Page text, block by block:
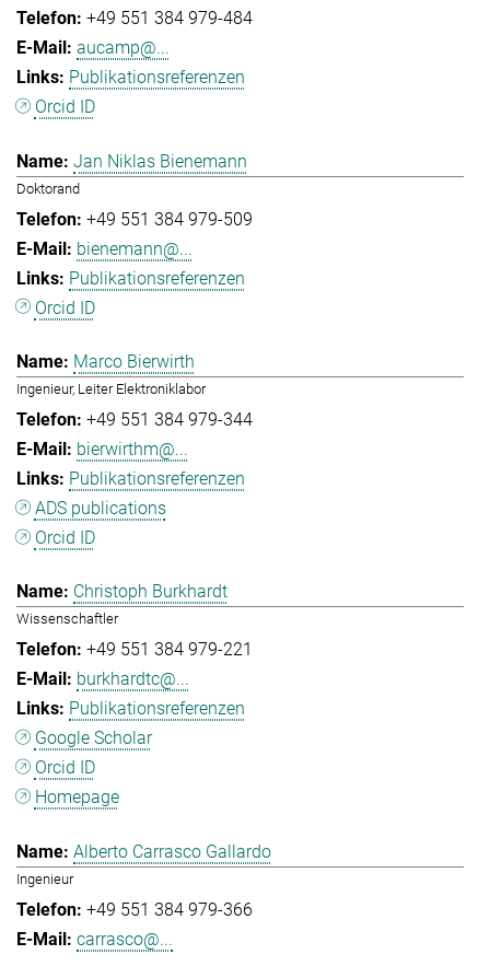
+49 551 384 979-484
aucamp@...
Publikationsreferenzen
Orcid ID
Jan Niklas Bienemann
Doktorand
+49 551 384 979-509
bienemann@...
Publikationsreferenzen
Orcid ID
Marco Bierwirth
Ingenieur, Leiter Elektroniklabor
+49 551 384 979-344
bierwirthm@...
Publikationsreferenzen
ADS publications
Orcid ID
Christoph Burkhardt
Wissenschaftler
+49 551 384 979-221
burkhardtc@...
Publikationsreferenzen
Google Scholar
Orcid ID
Homepage
Alberto Carrasco Gallardo
Ingenieur
+49 551 384 979-366
carrasco@...